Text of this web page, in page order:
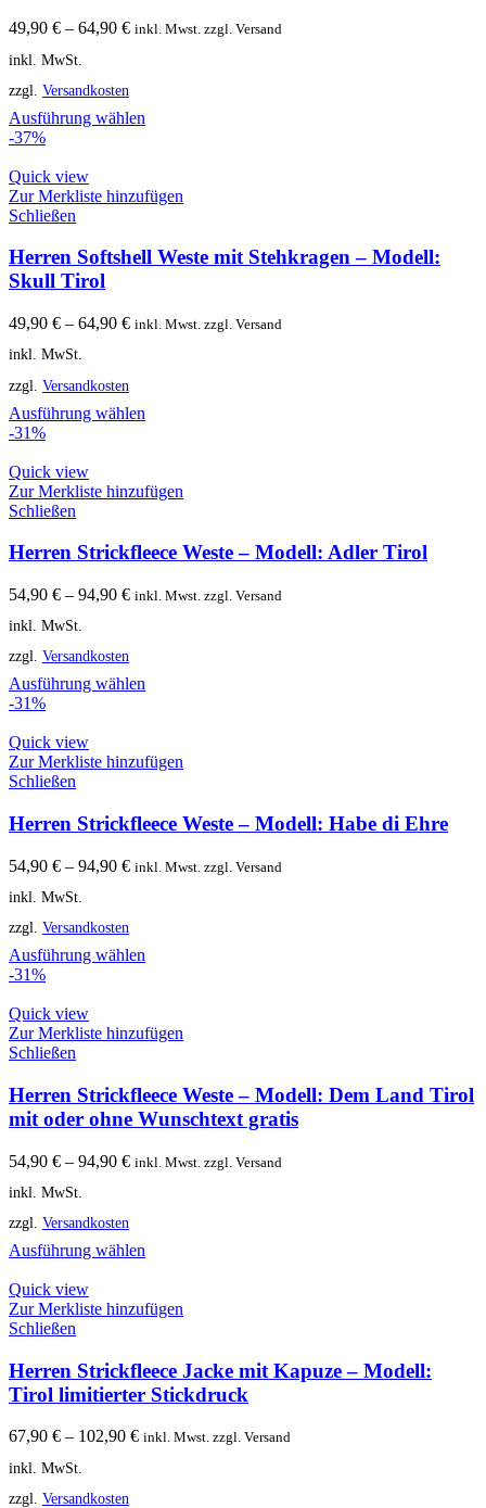
49,90 € – 64,90 € inkl. Mwst. zzgl. Versand
inkl. MwSt.
zzgl. Versandkosten
Ausführung wählen
-37%
Quick view
Zur Merkliste hinzufügen
Schließen
Herren Softshell Weste mit Stehkragen – Modell:
Skull Tirol
49,90 € – 64,90 € inkl. Mwst. zzgl. Versand
inkl. MwSt.
zzgl. Versandkosten
Ausführung wählen
-31%
Quick view
Zur Merkliste hinzufügen
Schließen
Herren Strickfleece Weste – Modell: Adler Tirol
54,90 € – 94,90 € inkl. Mwst. zzgl. Versand
inkl. MwSt.
zzgl. Versandkosten
Ausführung wählen
-31%
Quick view
Zur Merkliste hinzufügen
Schließen
Herren Strickfleece Weste – Modell: Habe di Ehre
54,90 € – 94,90 € inkl. Mwst. zzgl. Versand
inkl. MwSt.
zzgl. Versandkosten
Ausführung wählen
-31%
Quick view
Zur Merkliste hinzufügen
Schließen
Herren Strickfleece Weste – Modell: Dem Land Tirol
mit oder ohne Wunschtext gratis
54,90 € – 94,90 € inkl. Mwst. zzgl. Versand
inkl. MwSt.
zzgl. Versandkosten
Ausführung wählen
Quick view
Zur Merkliste hinzufügen
Schließen
Herren Strickfleece Jacke mit Kapuze – Modell:
Tirol limitierter Stickdruck
67,90 € – 102,90 € inkl. Mwst. zzgl. Versand
inkl. MwSt.
zzgl. Versandkosten